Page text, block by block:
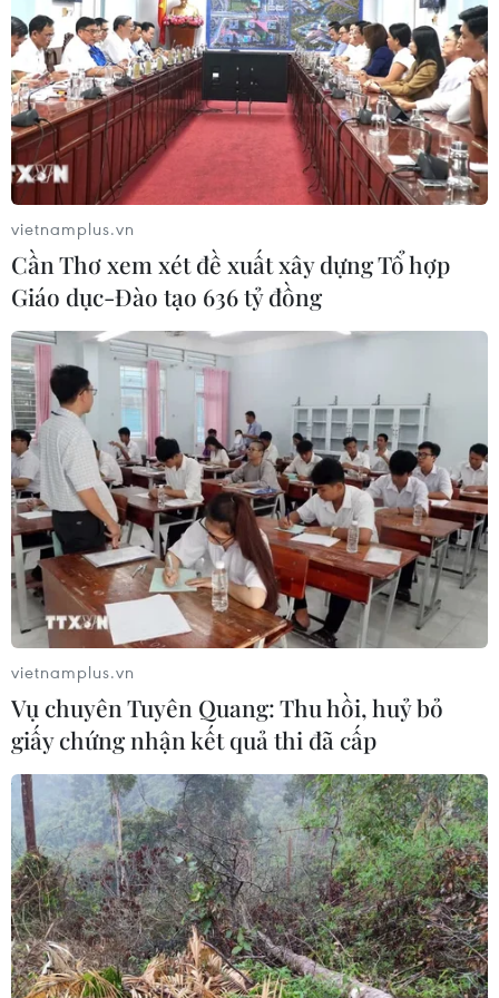
#Frozen 2 #Phòng vé Bắc Mỹ
#Incredibles 2
Theo dõi VietnamPlus
TIN LIÊN QUAN
'Chú hề ma quái' chạy đua với 'những quý
cô nóng bỏng' tại Bắc Mỹ
vietnamplus.vn
Cần Thơ xem xét đề xuất xây dựng Tổ hợp
Giáo dục-Đào tạo 636 tỷ đồng
vietnamplus.vn
Vụ chuyên Tuyên Quang: Thu hồi, huỷ bỏ
giấy chứng nhận kết quả thi đã cấp